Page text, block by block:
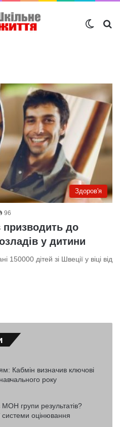
Здоров'я
96
призводить до
у дитини
150000 дітей зі Швеції у віці від
Кабмін визначив ключові
року
групи результатів?
оцінювання